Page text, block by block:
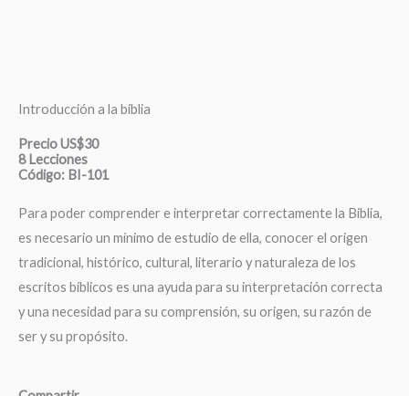
Introducción a la biblia
Precio US$30
8 Lecciones
Código: BI-101
Para poder comprender e interpretar correctamente la Biblia,
es necesario un mínimo de estudio de ella, conocer el origen
tradicional, histórico, cultural, literario y naturaleza de los
escritos bíblicos es una ayuda para su interpretación correcta
y una necesidad para su comprensión, su origen, su razón de
ser y su propósito.